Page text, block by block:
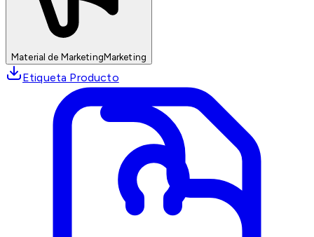
Material de MarketingMarketing
Etiqueta Producto